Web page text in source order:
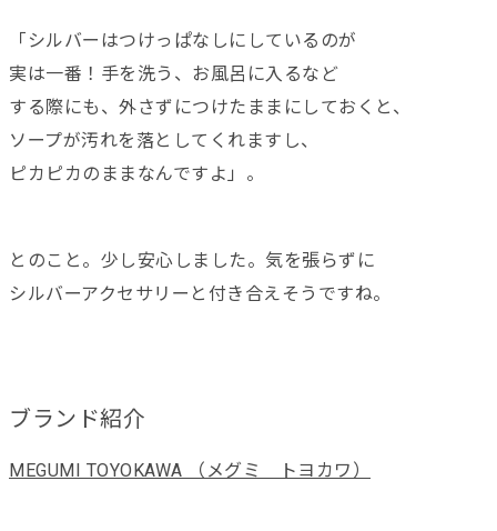
「シルバーはつけっぱなしにしているのが
実は一番！手を洗う、お風呂に入るなど
する際にも、外さずにつけたままにしておくと、
ソープが汚れを落としてくれますし、
ピカピカのままなんですよ」。
とのこと。少し安心しました。気を張らずに
シルバーアクセサリーと付き合えそうですね。
ブランド紹介
MEGUMI TOYOKAWA （メグミ トヨカワ）